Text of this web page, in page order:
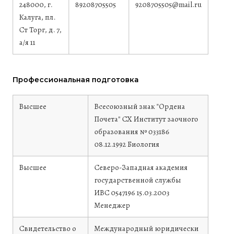
248000, г.
Калуга, пл.
Ст Торг, д. 7,
а/я 11
89208705505 9208705505@mail.ru
Профессиональная подготовка
Высшее
Всесоюзный знак "Ордена
Почета" СХ Институт заочного
образования № 033186
08.12.1992Биология
Высшее
Северо-Западная академия
государственной службы
ИВС 0547196 15.03.2003
Менеджер
Свидетельство о
Международный юридически